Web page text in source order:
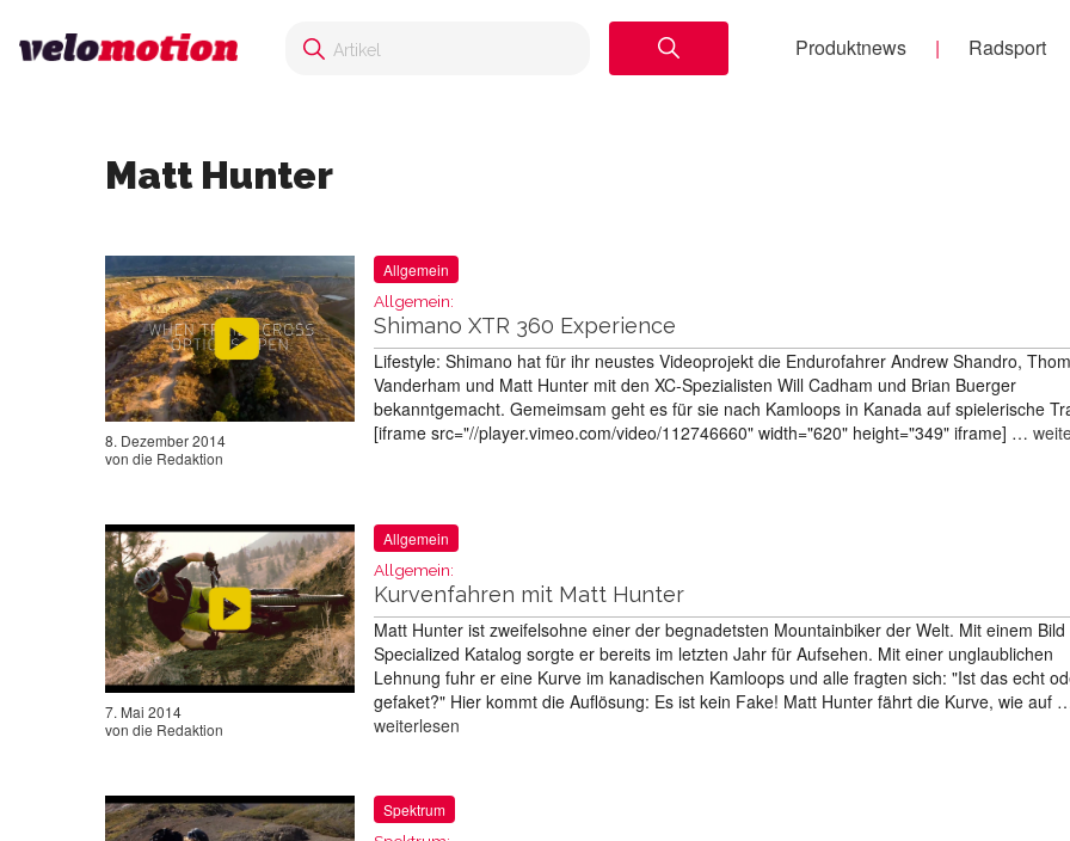
Produktnews Radsport
Matt Hunter
8. Dezember 2014
von die Redaktion
Allgemein
Allgemein:
Shimano XTR 360 Experience
Lifestyle: Shimano hat für ihr neustes Videoprojekt die Endurofahrer Andrew Shandro,
Vanderham und Matt Hunter mit den XC-Spezialisten Will Cadham und Brian Buerger
bekanntgemacht. Gemeimsam geht es für sie nach Kamloops in Kanada auf spielerische
[iframe src="//player.vimeo.com/video/112746660" width="620" height="349" iframe] …
7. Mai 2014
von die Redaktion
Allgemein
Allgemein:
Kurvenfahren mit Matt Hunter
Matt Hunter ist zweifelsohne einer der begnadetsten Mountainbiker der Welt. Mit einem Bild
Specialized Katalog sorgte er bereits im letzten Jahr für Aufsehen. Mit einer unglaublichen
Lehnung fuhr er eine Kurve im kanadischen Kamloops und alle fragten sich: "Ist das echt
gefaket?" Hier kommt die Auflösung: Es ist kein Fake! Matt Hunter fährt die Kurve, wie auf
weiterlesen
Spektrum